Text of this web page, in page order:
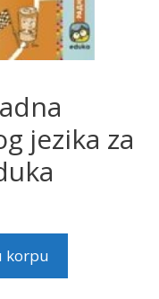
jezika za
korpu